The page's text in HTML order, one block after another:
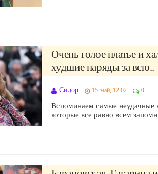
Очень голое платье и
худшие наряды за всю..
Сидор 15-май, 12:02 0
Вспоминаем самые неудачные
которые все равно всем